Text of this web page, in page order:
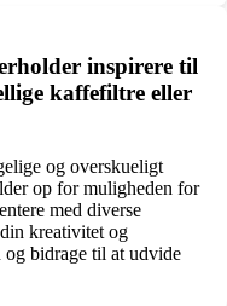
inspirere til
kaffefiltre eller
og overskueligt
op for muligheden for
med diverse
kreativitet og
bidrage til at udvide